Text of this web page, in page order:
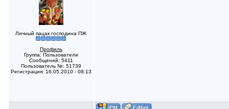
Личный пацак господина ПЖ
Профиль
Группа: Пользователи
Сообщений: 5411
Пользователь №: 51739
Регистрация: 16.05.2010 - 08:13